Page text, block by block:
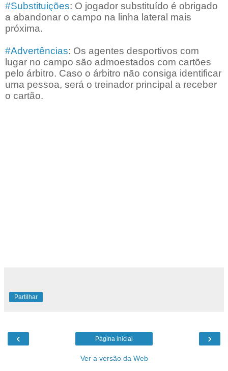
#Substituições: O jogador substituído é obrigado
a abandonar o campo na linha lateral mais
próxima.
#Advertências: Os agentes desportivos com
lugar no campo são admoestados com cartões
pelo árbitro. Caso o árbitro não consiga identificar
uma pessoa, será o treinador principal a receber
o cartão.
Partilhar
‹ ›
Página inicial
Ver a versão da Web